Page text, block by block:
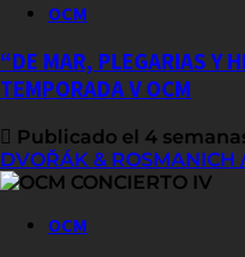
OCM
“DE MAR, PLEGARIAS Y
TEMPORADA V OCM
Publicado el 4
DVOŘÁK &
OCM